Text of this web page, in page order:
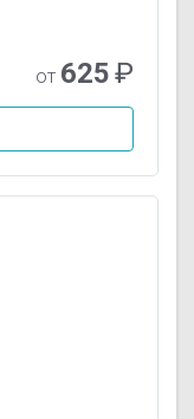
от 625₽